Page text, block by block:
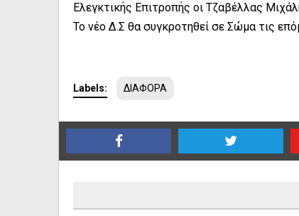
Ελεγκτικής Επιτροπής οι Τζαβέλλας
Το νέο Δ.Σ θα συγκροτηθεί σε Σώμα τις
Labels: ΔΙΑΦΟΡΑ